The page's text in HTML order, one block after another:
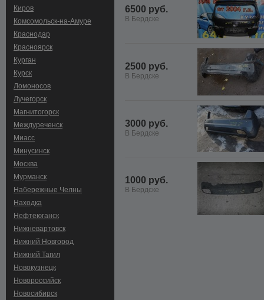
Киров
Комсомольск-на-Амуре
Краснодар
Красноярск
Курган
Курск
Ломоносов
Лучегорск
Магнитогорск
Междуреченск
Миасс
Минусинск
Москва
Мурманск
Набережные Челны
Находка
Нефтеюганск
Нижневартовск
Нижний Новгород
Нижний Тагил
Новокузнецк
Новороссийск
Новосибирск
6500 руб.
В Бердске
2500 руб.
В Бердске
3000 руб.
В Бердске
1000 руб.
В Бердске